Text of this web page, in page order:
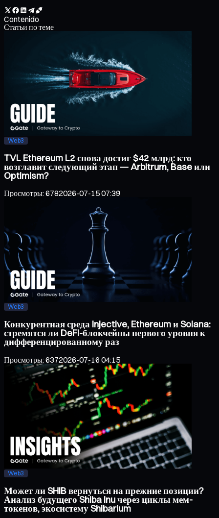
Contenido
Статьи по теме
Web3
TVL Ethereum L2 снова достиг $42 млрд: кто
возглавит следующий этап — Arbitrum, Base или
Optimism?
Просмотры:6782026-07-15 07:39
Web3
Конкурентная среда Injective, Ethereum и Solana:
стремятся ли DeFi-блокчейны первого уровня к
дифференцированному раз
Просмотры:6372026-07-16 04:15
Web3
Может ли SHIB вернуться на прежние позиции?
Анализ будущего Shiba Inu через циклы мем-
токенов, экосистему Shibarium